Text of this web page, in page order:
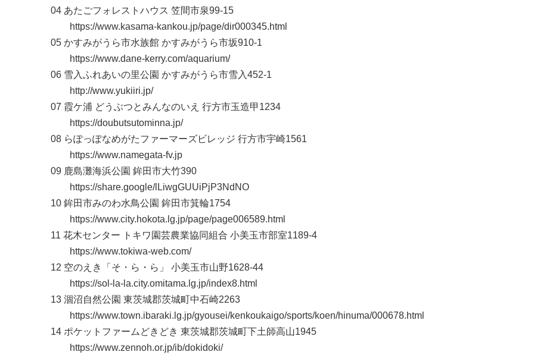
04 あたごフォレストハウス 笠間市泉99-15
https://www.kasama-kankou.jp/page/dir000345.html
05 かすみがうら市水族館 かすみがうら市坂910-1
https://www.dane-kerry.com/aquarium/
06 雪入ふれあいの里公園 かすみがうら市雪入452-1
http://www.yukiiri.jp/
07 霞ケ浦 どうぶつとみんなのいえ 行方市玉造甲1234
https://doubutsutominna.jp/
08 らぽっぽなめがたファーマーズビレッジ 行方市宇崎1561
https://www.namegata-fv.jp
09 鹿島灘海浜公園 鉾田市大竹390
https://share.google/lLiwgGUUiPjP3NdNO
10 鉾田市みのわ水鳥公園 鉾田市箕輪1754
https://www.city.hokota.lg.jp/page/page006589.html
11 花木センター トキワ園芸農業協同組合 小美玉市部室1189-4
https://www.tokiwa-web.com/
12 空のえき「そ・ら・ら」 小美玉市山野1628-44
https://sol-la-la.city.omitama.lg.jp/index8.html
13 涸沼自然公園 東茨城郡茨城町中石崎2263
https://www.town.ibaraki.lg.jp/gyousei/kenkoukaigo/sports/koen/hinuma/000678.html
14 ポケットファームどきどき 東茨城郡茨城町下土師高山1945
https://www.zennoh.or.jp/ib/dokidoki/